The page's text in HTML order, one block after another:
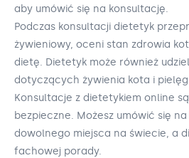
aby umówić się na konsultację.
Podczas konsultacji dietetyk
żywieniowy, oceni stan zdrowia
dietę. Dietetyk może również
dotyczących żywienia kota i
Konsultacje z dietetykiem online
bezpieczne. Możesz umówić się
dowolnego miejsca na świecie, a
fachowej porady.